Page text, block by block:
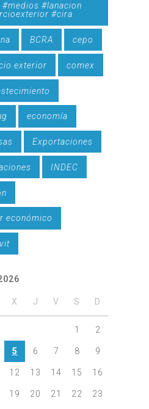
#lanacion
#cira
BCRA cepo
exterior comex
economía
Exportaciones
INDEC
económico
X J V S D
1 2
5 6 7 8 9
12 13 14 15 16
19 20 21 22 23